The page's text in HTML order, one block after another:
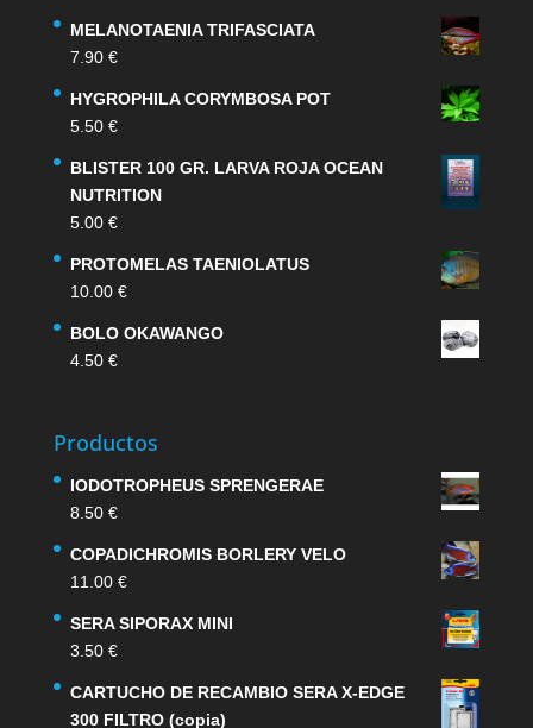
MELANOTAENIA TRIFASCIATA
7.90 €
HYGROPHILA CORYMBOSA POT
5.50 €
BLISTER 100 GR. LARVA ROJA OCEAN
NUTRITION
5.00 €
PROTOMELAS TAENIOLATUS
10.00 €
BOLO OKAWANGO
4.50 €
Productos
IODOTROPHEUS SPRENGERAE
8.50 €
COPADICHROMIS BORLERY VELO
11.00 €
SERA SIPORAX MINI
3.50 €
CARTUCHO DE RECAMBIO SERA X-EDGE
300 FILTRO (copia)